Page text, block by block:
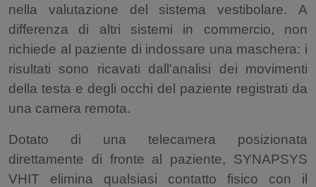
nella valutazione del sistema vestibolare. A
differenza di altri sistemi in commercio, non
richiede al paziente di indossare una maschera: i
risultati sono ricavati dall'analisi dei movimenti
della testa e degli occhi del paziente registrati da
una camera remota.
Dotato di una telecamera posizionata
direttamente di fronte al paziente, SYNAPSYS
VHIT elimina qualsiasi contatto fisico con il